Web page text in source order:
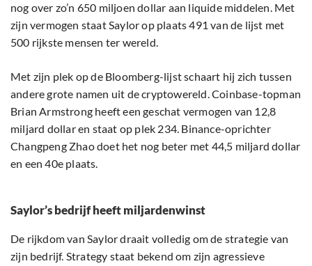
nog over zo’n 650 miljoen dollar aan liquide middelen. Met
zijn vermogen staat Saylor op plaats 491 van de lijst met
500 rijkste mensen ter wereld.
Met zijn plek op de Bloomberg-lijst schaart hij zich tussen
andere grote namen uit de cryptowereld. Coinbase-topman
Brian Armstrong heeft een geschat vermogen van 12,8
miljard dollar en staat op plek 234. Binance-oprichter
Changpeng Zhao doet het nog beter met 44,5 miljard dollar
en een 40e plaats.
Saylor’s bedrijf heeft miljardenwinst
De rijkdom van Saylor draait volledig om de strategie van
zijn bedrijf. Strategy staat bekend om zijn agressieve